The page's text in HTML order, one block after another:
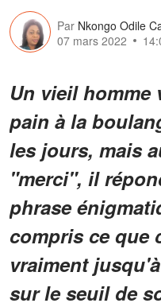
Par Nkongo Odile
07 mars 2022
Un vieil homme
pain à la
les jours, mais
"merci", il
phrase
compris ce que
vraiment
sur le seuil de